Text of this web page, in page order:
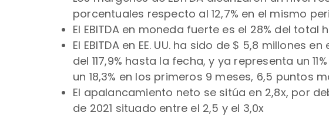
porcentuales respecto al 12,7% en el mismo
El EBITDA en moneda fuerte es el 28% del
El EBITDA en EE. UU. ha sido de $ 5,8 millones
del 117,9% hasta la fecha, y ya representa un
un 18,3% en los primeros 9 meses, 6,5 puntos
El apalancamiento neto se sitúa en 2,8x, por
de 2021 situado entre el 2,5 y el 3,0x